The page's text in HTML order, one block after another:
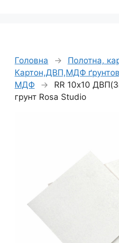
Головна → Полотна,
Картон,ДВП,МДФ
МДФ
→
RR 10х10
грунт Rosa Studio